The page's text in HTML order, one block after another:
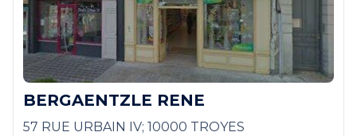
BERGAENTZLE RENE
57 RUE URBAIN IV; 10000 TROYES